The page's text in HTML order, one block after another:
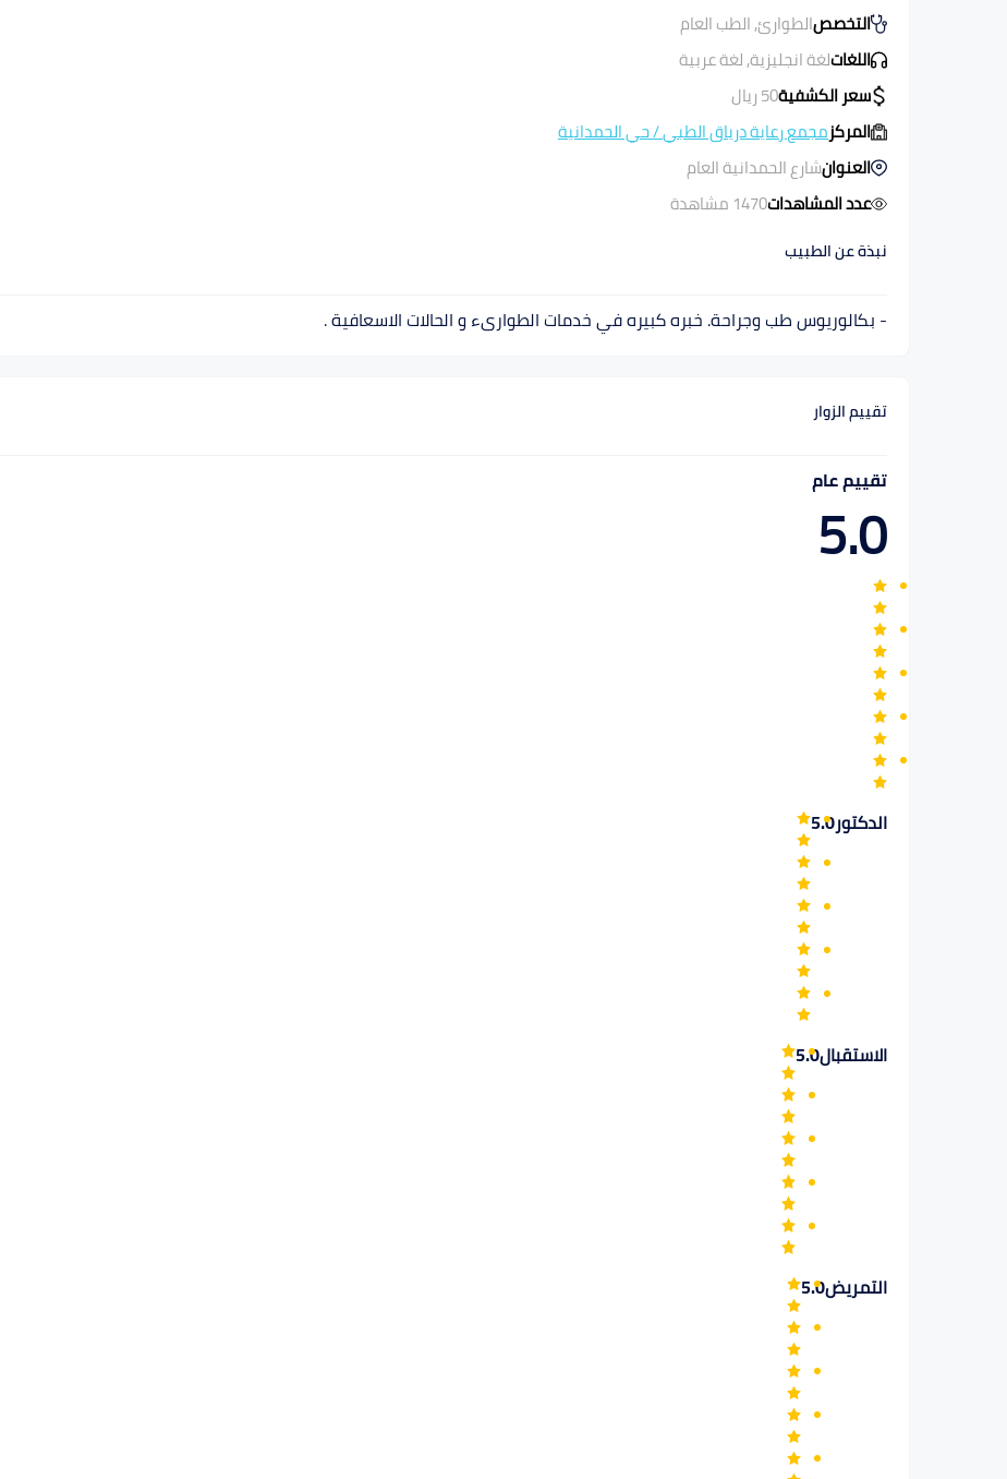
التخصصالطوارئ, الطب العام
اللغاتلغة انجليزية, لغة عربية
سعر الكشفية50ريال
المركزمجمع رعاية درياق الطبي/حي الحمدانية
العنوانشارع الحمدانية العام
عدد المشاهدات1470 مشاهدة
نبذة عن الطبيب
- بكالوريوس طب وجراحة. خبره كبيره في خدمات الطوارىء و الحالات الاسعافية .
تقييم الزوار
تقييم عام
5.0
الدكتور5.0
الاستقبال5.0
التمريض5.0